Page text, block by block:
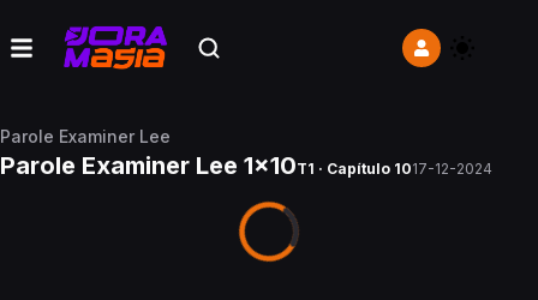
Parole Examiner Lee
Parole Examiner Lee 1x10T1 · Capítulo 1017-12-2024